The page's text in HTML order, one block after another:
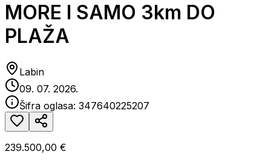
MORE I SAMO 3km DO
PLAŽA
Labin
09. 07. 2026.
Šifra oglasa: 347640225207
239.500,00 €